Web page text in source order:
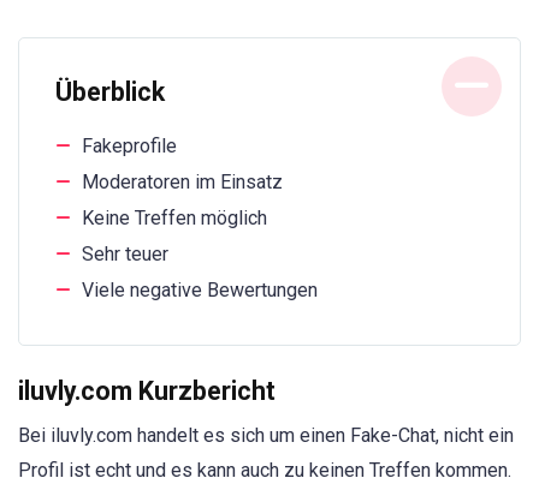
Überblick
Fakeprofile
Moderatoren im Einsatz
Keine Treffen möglich
Sehr teuer
Viele negative Bewertungen
iluvly.com Kurzbericht
Bei iluvly.com handelt es sich um einen Fake-Chat, nicht ein
Profil ist echt und es kann auch zu keinen Treffen kommen.